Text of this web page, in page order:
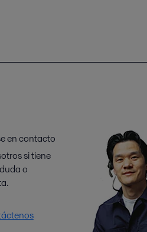
en contacto
si tiene
o